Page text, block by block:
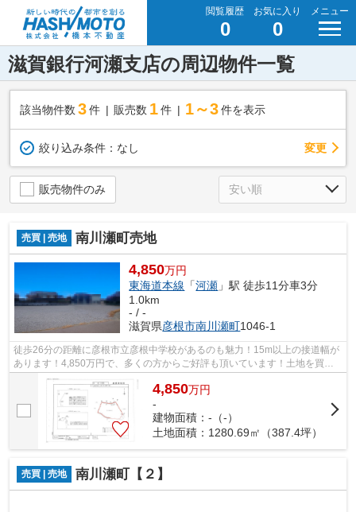
閲覧履歴
0
お気に入り
0
メニュー
滋賀銀行河瀬支店の周辺物件一覧
該当物件数 3件 販売数 1 件 1～3 件を表示
絞り込み条件： なし 変更
販売物件のみ
売買 | 売地 南川瀬町売地
4,850万円
東海道本線 「河瀬 」駅 徒歩11分車3分
1.0km
- / -
滋賀県彦根市南川瀬町1046-1
徒歩26分の距離に彦根市立彦根中学校があるのも魅力！15m以上の接道幅が
あります！4,850万円で、多くの方からご好評も頂いています！土地を買う
なら、東海道本線河瀬近辺も候補地に追...
4,850万円
-
建物面積：-（-）
土地面積：1280.69㎡（387.4坪）
売買 | 売地 南川瀬町【２】